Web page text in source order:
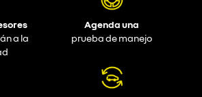
a la
Agenda una
prueba de manejo